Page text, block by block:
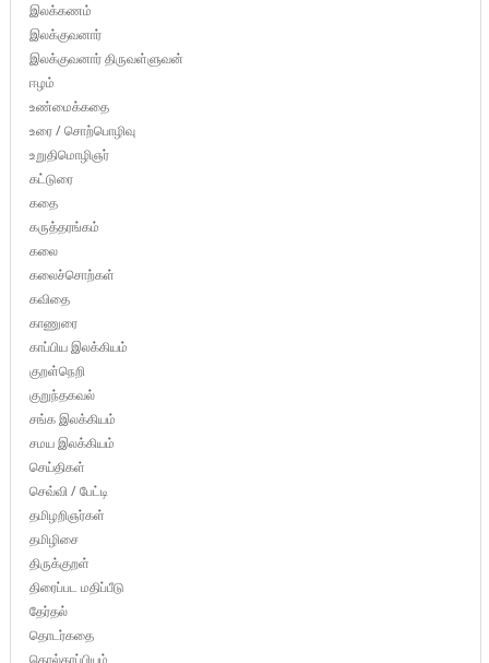
இலக்கணம்
இலக்குவனார்
இலக்குவனார் திருவள்ளுவன்
ஈழம்
உண்மைக்கதை
உரை / சொற்பொழிவு
உறுதிமொழிஞர்
கட்டுரை
கதை
கருத்தரங்கம்
கலை
கலைச்சொற்கள்
கவிதை
காணுரை
காப்பிய இலக்கியம்
குறள்நெறி
குறுந்தகவல்
சங்க இலக்கியம்
சமய இலக்கியம்
செய்திகள்
செவ்வி / பேட்டி
தமிழறிஞர்கள்
தமிழிசை
திருக்குறள்
திரைப்பட மதிப்பீடு
தேர்தல்
தொடர்கதை